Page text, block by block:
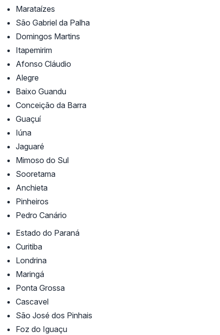
Marataízes
São Gabriel da Palha
Domingos Martins
Itapemirim
Afonso Cláudio
Alegre
Baixo Guandu
Conceição da Barra
Guaçuí
Iúna
Jaguaré
Mimoso do Sul
Sooretama
Anchieta
Pinheiros
Pedro Canário
Estado do Paraná
Curitiba
Londrina
Maringá
Ponta Grossa
Cascavel
São José dos Pinhais
Foz do Iguaçu